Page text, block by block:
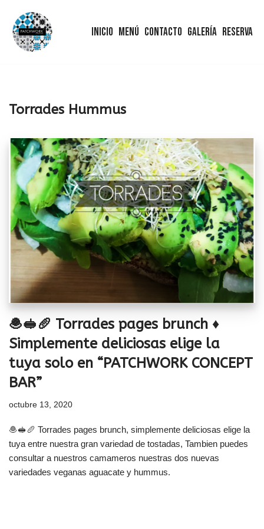
Saltar
Inicio Menú Contacto Galería Reserva
Torrades Hummus
🧆🥪🥖 Torrades pages brunch ♦
Simplemente deliciosas elige la
tuya solo en “PATCHWORK CONCEPT
BAR”
octubre 13, 2020
🧆🥪🥖 Torrades pages brunch, simplemente deliciosas elige la
tuya entre nuestra gran variedad de tostadas, Tambien puedes
consultar a nuestros camameros nuestras dos nuevas
variedades veganas aguacate y hummus.